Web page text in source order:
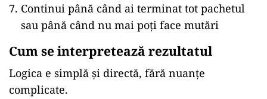
Continui până când ai terminat tot pachetul
sau până când nu mai poți face mutări
Cum se interpretează rezultatul
Logica e simplă și directă, fără nuanțe
complicate.